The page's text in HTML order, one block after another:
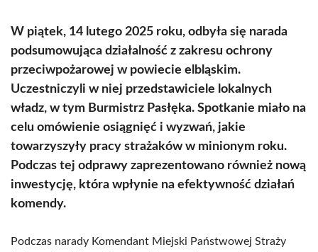
W piątek, 14 lutego 2025 roku, odbyła się narada
podsumowująca działalność z zakresu ochrony
przeciwpożarowej w powiecie elbląskim.
Uczestniczyli w niej przedstawiciele lokalnych
władz, w tym Burmistrz Pasłęka. Spotkanie miało na
celu omówienie osiągnięć i wyzwań, jakie
towarzyszyły pracy strażaków w minionym roku.
Podczas tej odprawy zaprezentowano również nową
inwestycję, która wpłynie na efektywność działań
komendy.
Podczas narady Komendant Miejski Państwowej Straży